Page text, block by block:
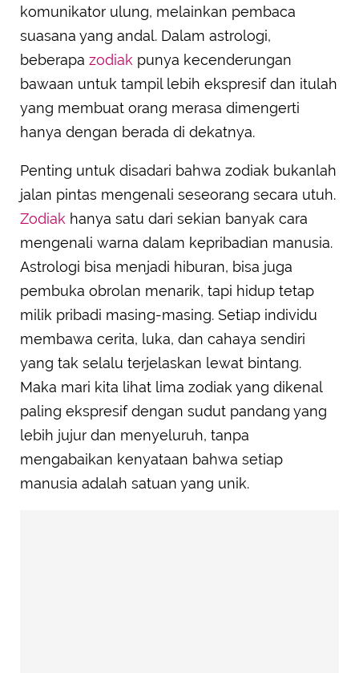
komunikator ulung, melainkan pembaca
suasana yang andal. Dalam astrologi,
beberapa zodiak punya kecenderungan
bawaan untuk tampil lebih ekspresif dan itulah
yang membuat orang merasa dimengerti
hanya dengan berada di dekatnya.
Penting untuk disadari bahwa zodiak bukanlah
jalan pintas mengenali seseorang secara utuh.
Zodiak hanya satu dari sekian banyak cara
mengenali warna dalam kepribadian manusia.
Astrologi bisa menjadi hiburan, bisa juga
pembuka obrolan menarik, tapi hidup tetap
milik pribadi masing-masing. Setiap individu
membawa cerita, luka, dan cahaya sendiri
yang tak selalu terjelaskan lewat bintang.
Maka mari kita lihat lima zodiak yang dikenal
paling ekspresif dengan sudut pandang yang
lebih jujur dan menyeluruh, tanpa
mengabaikan kenyataan bahwa setiap
manusia adalah satuan yang unik.